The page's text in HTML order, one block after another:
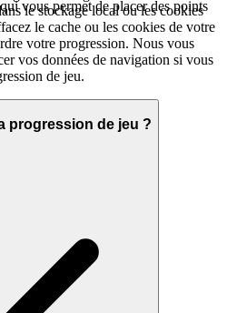
vous permet de placer des points
le stockage local ou les cookies
le cache ou les cookies de votre
votre progression. Nous vous
vos données de navigation si vous
de jeu.
progression de jeu ?